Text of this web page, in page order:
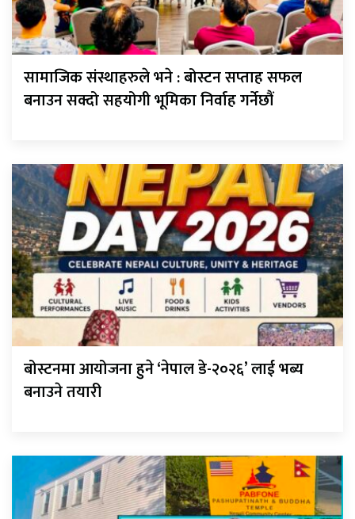
सामाजिक संस्थाहरुले भने : बोस्टन सप्ताह सफल
बनाउन सक्दो सहयोगी भूमिका निर्वाह गर्नेछौं
बोस्टनमा आयोजना हुने ‘नेपाल डे-२०२६’ लाई भब्य
बनाउने तयारी